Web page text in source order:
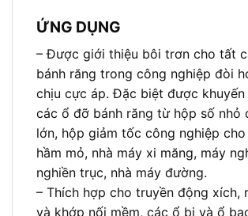
ỨNG DỤNG
– Được giới thiệu bôi trơn cho tất
bánh răng trong công nghiệp đòi
chịu cực áp. Đặc biệt được khuyến
các ổ đỡ bánh răng từ hộp số nhỏ
lớn, hộp giảm tốc công nghiệp
hầm mỏ, nhà máy xi măng, máy
nghiền trục, nhà máy đường.
– Thích hợp cho truyền động xích,
và khớp nối mềm, các ổ bi và ổ